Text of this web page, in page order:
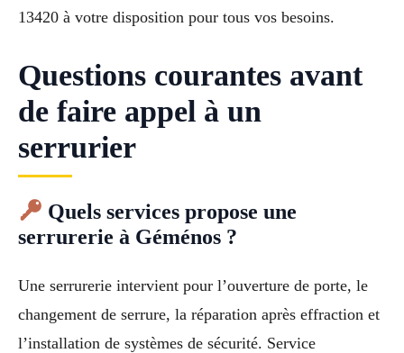
13420 à votre disposition pour tous vos besoins.
Questions courantes avant
de faire appel à un
serrurier
Quels services propose une
serrurerie à Géménos ?
Une serrurerie intervient pour l’ouverture de porte, le
changement de serrure, la réparation après effraction et
l’installation de systèmes de sécurité. Service